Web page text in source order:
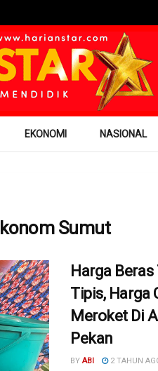
EKONOMI NASIONAL
Sumut
Harga Beras
Tipis, Harga
Meroket Di
Pekan
BY ABI 2 TAHUN